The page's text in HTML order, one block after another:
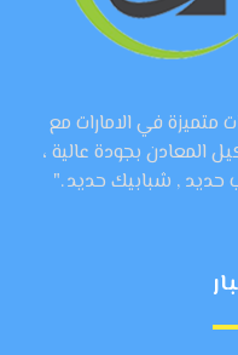
في الامارات مع
بجودة عالية ،
حديد , شبابيك حديد ."